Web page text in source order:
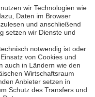
& SUPPORT
Austria